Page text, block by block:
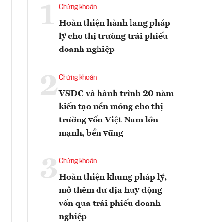
1 Chứng khoán
Hoàn thiện hành lang pháp
lý cho thị trường trái phiếu
doanh nghiệp
2Chứng khoán
VSDC và hành trình 20 năm
kiến tạo nền móng cho thị
trường vốn Việt Nam lớn
mạnh, bền vững
3 Chứng khoán
Hoàn thiện khung pháp lý,
mở thêm dư địa huy động
vốn qua trái phiếu doanh
nghiệp